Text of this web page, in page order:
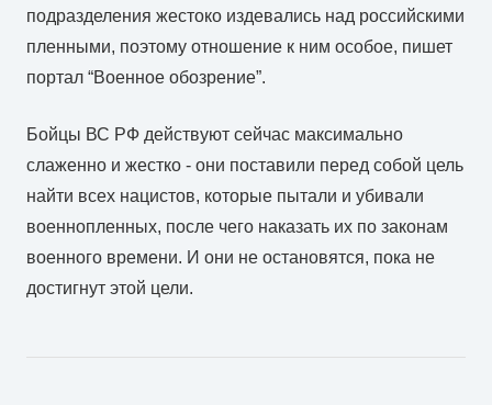
подразделения жестоко издевались над российскими
пленными, поэтому отношение к ним особое, пишет
портал “Военное обозрение”.
Бойцы ВС РФ действуют сейчас максимально
слаженно и жестко - они поставили перед собой цель
найти всех нацистов, которые пытали и убивали
военнопленных, после чего наказать их по законам
военного времени. И они не остановятся, пока не
достигнут этой цели.